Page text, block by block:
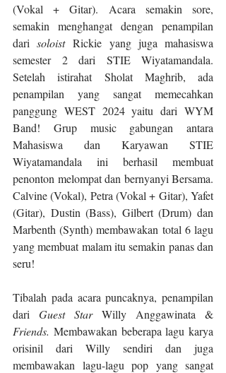
(Vokal + Gitar). Acara semakin sore,
semakin menghangat dengan penampilan
dari soloist Rickie yang juga mahasiswa
semester 2 dari STIE Wiyatamandala.
Setelah istirahat Sholat Maghrib, ada
penampilan yang sangat memecahkan
panggung WEST 2024 yaitu dari WYM
Band! Grup music gabungan antara
Mahasiswa dan Karyawan STIE
Wiyatamandala ini berhasil membuat
penonton melompat dan bernyanyi Bersama.
Calvine (Vokal), Petra (Vokal + Gitar), Yafet
(Gitar), Dustin (Bass), Gilbert (Drum) dan
Marbenth (Synth) membawakan total 6 lagu
yang membuat malam itu semakin panas dan
seru!
Tibalah pada acara puncaknya, penampilan
dari Guest Star
Friends. Membawakan beberapa lagu karya
orisinil dari Willy sendiri dan juga
membawakan lagu-lagu pop yang sangat